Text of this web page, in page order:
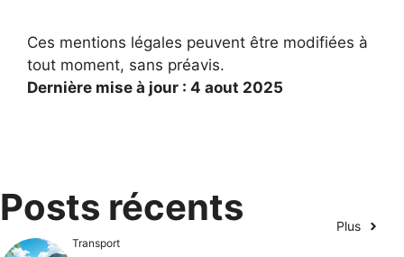
Ces mentions légales peuvent être modifiées à
tout moment, sans préavis.
Dernière mise à jour : 4 aout 2025
Posts récents Plus
Transport